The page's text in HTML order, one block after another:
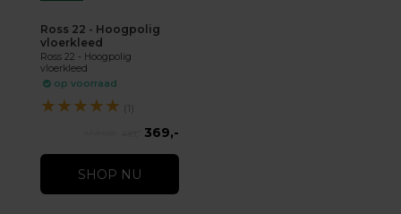
Ross 22 - Hoogpolig
vloerkleed
Ross 22 - Hoogpolig
vloerkleed
op voorraad
★★★★★ (1)
369,-
SHOP NU